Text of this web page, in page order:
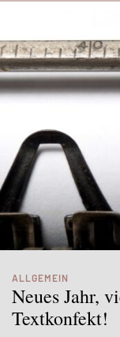
ALLGEMEIN
Neues Jahr,
Textkonfekt!